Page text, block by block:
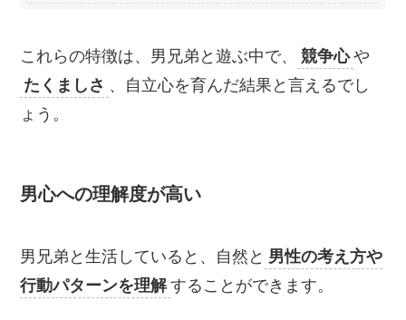
これらの特徴は、男兄弟と遊ぶ中で、 競争心 や
たくましさ 、自立心を育んだ結果と言えるでし
ょう。
男心への理解度が高い
男兄弟と生活していると、自然と 男性の考え方や
行動パターンを理解 することができます。